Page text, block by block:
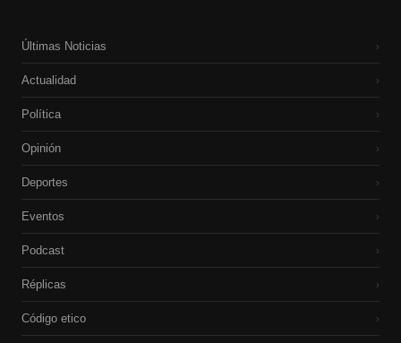
Últimas Noticias ›
Actualidad ›
Política ›
Opinión ›
Deportes ›
Eventos ›
Podcast ›
Réplicas ›
Código etico ›